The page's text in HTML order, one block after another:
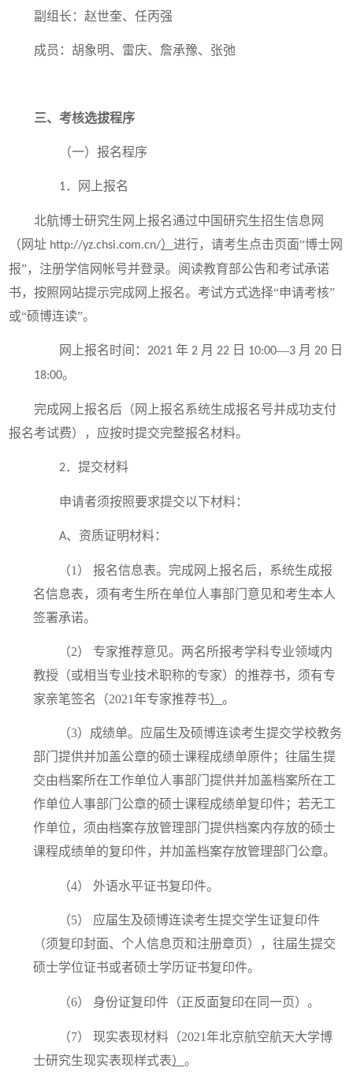
副组长：赵世奎、任丙强
成员：胡象明、雷庆、詹承豫、张弛
三、考核选拔程序
（一）报名程序
1．网上报名
北航博士研究生网上报名通过中国研究生招生信息网
（网址 http://yz.chsi.com.cn/）进行，请考生点击页面“博士网
报”，注册学信网帐号并登录。阅读教育部公告和考试承诺
书，按照网站提示完成网上报名。考试方式选择“申请考核”
或“硕博连读”。
网上报名时间： 2021年 2 月 22 日 10:00—3 月 20 日
18:00。
完成网上报名后（网上报名系统生成报名号并成功支付
报名考试费），应按时提交完整报名材料。
2．提交材料
申请者须按照要求提交以下材料：
A、资质证明材料：
（1）报名信息表。完成网上报名后，系统生成报
名信息表，须有考生所在单位人事部门意见和考生本人
签署承诺。
（2） 专家推荐意见。两名所报考学科专业领域内
教授（或相当专业技术职称的专家）的推荐书，须有专
家亲笔签名（2021年专家推荐书）。
（3）成绩单。应届生及硕博连读考生提交学校教务
部门提供并加盖公章的硕士课程成绩单原件；往届生提
交由档案所在工作单位人事部门提供并加盖档案所在工
作单位人事部门公章的硕士课程成绩单复印件；若无工
作单位，须由档案存放管理部门提供档案内存放的硕士
课程成绩单的复印件，并加盖档案存放管理部门公章。
（4）外语水平证书复印件。
（5） 应届生及硕博连读考生提交学生证复印件
（须复印封面、个人信息页和注册章页），往届生提交
硕士学位证书或者硕士学历证书复印件。
（6） 身份证复印件（正反面复印在同一页）。
（7）现实表现材料（2021年北京航空航天大学博
士研究生现实表现样式表）。